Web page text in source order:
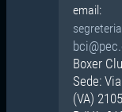
email:
Boxer
Sede:
(VA)